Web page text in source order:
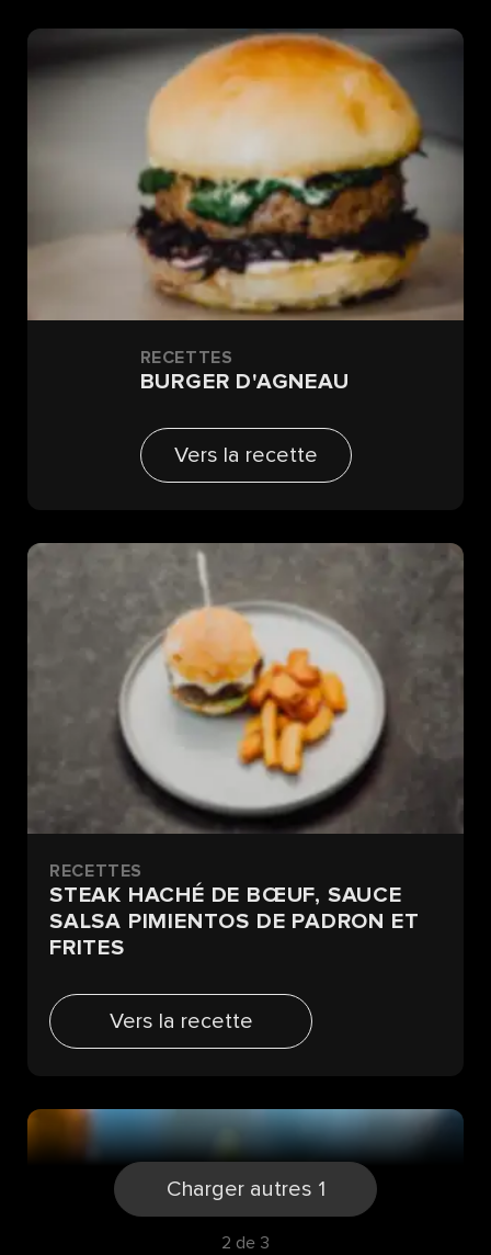
RECETTES
BURGER D'AGNEAU
Vers la recette
RECETTES
STEAK HACHÉ DE BŒUF, SAUCE
SALSA PIMIENTOS DE PADRON ET
FRITES
Vers la recette
Charger autres 1
2 de 3